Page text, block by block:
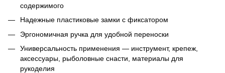
содержимого
Надежные пластиковые замки с фиксатором
Эргономичная ручка для удобной переноски
Универсальность применения — инструмент, крепеж,
аксессуары, рыболовные снасти, материалы для
рукоделия